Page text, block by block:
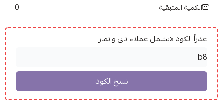
الكمية المتبقية 0
عذراً الكود لايشمل عملاء تابي و تمارا